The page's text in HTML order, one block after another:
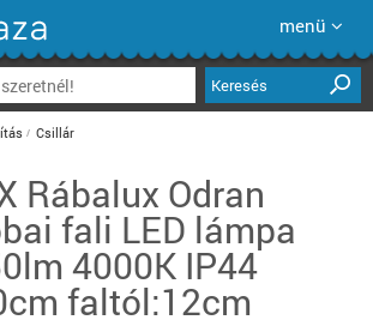
menü
Keresés
Csillár
Rábalux Odran
fali LED lámpa
4000K IP44
faltól:12cm